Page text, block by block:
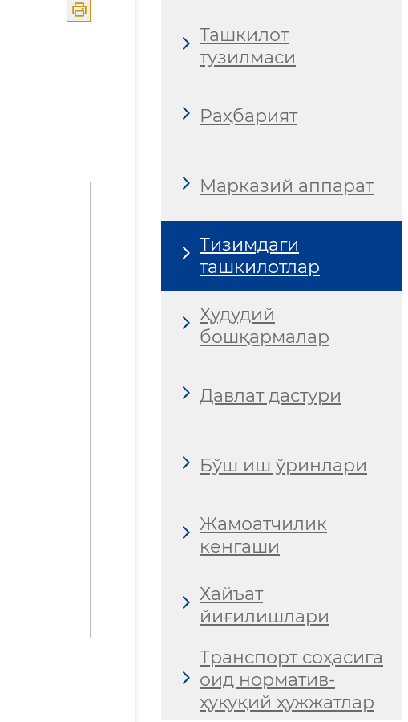
Ташкилот
тузилмаси
Раҳбарият
Марказий аппарат
Тизимдаги
ташкилотлар
Ҳудудий
бошқармалар
Давлат дастури
Бўш иш ўринлари
Жамоатчилик
кенгаши
Хайъат
йиғилишлари
Транспорт соҳасига
оид норматив-
ҳуқуқий ҳужжатлар